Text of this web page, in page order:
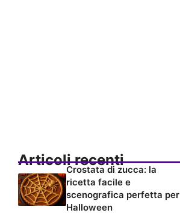
Articoli recenti
Crostata di zucca: la
ricetta facile e
scenografica perfetta per
Halloween